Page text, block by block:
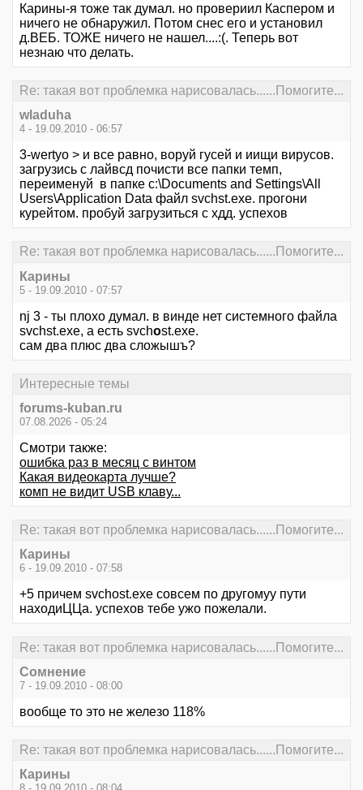
Карины-я тоже так думал. но провериил Каспером и
ничего не обнаружил. Потом снес его и установил
д.ВЕБ. ТОЖЕ ничего не нашел....:(. Теперь вот
незнаю что делать.
Re: такая вот проблемка нарисовалась......Помогите...
wladuha
4 - 19.09.2010 - 06:57
3-wertyo > и все равно, воруй гусей и иищи вирусов.
загрузись с лайвсд почисти все папки темп,
переименуй в папке с:\Documents and Settings\All
Users\Application Data файл svchst.exe. прогони
курейтом. пробуй загрузиться с хдд. успехов
Re: такая вот проблемка нарисовалась......Помогите...
Карины
5 - 19.09.2010 - 07:57
nj 3 - ты плохо думал. в винде нет системного файла
svchst.exe, а есть svchost.exe.
сам два плюс два сложышъ?
Интересные темы
forums-kuban.ru
07.08.2026 - 05:24
Смотри также:
ошибка раз в месяц с винтом
Какая видеокарта лучше?
комп не видит USB клаву...
Re: такая вот проблемка нарисовалась......Помогите...
Карины
6 - 19.09.2010 - 07:58
+5 причем svchost.exe совсем по другомуу пути
находиЦЦа. успехов тебе ужо пожелали.
Re: такая вот проблемка нарисовалась......Помогите...
Сомнение
7 - 19.09.2010 - 08:00
вообще то это не железо 118%
Re: такая вот проблемка нарисовалась......Помогите...
Карины